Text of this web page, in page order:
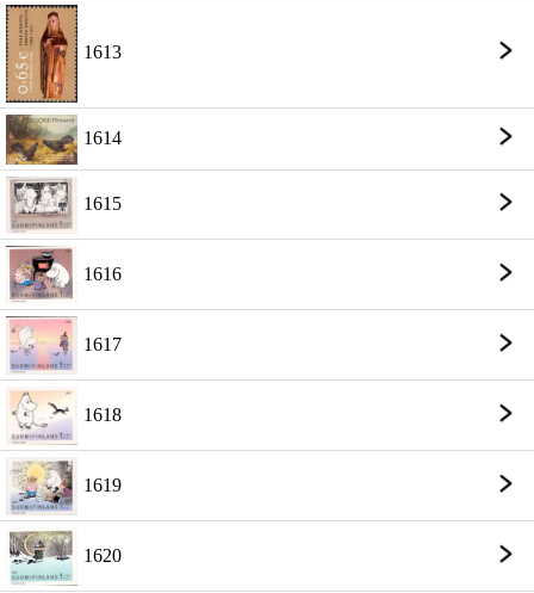
1613
1614
1615
1616
1617
1618
1619
1620